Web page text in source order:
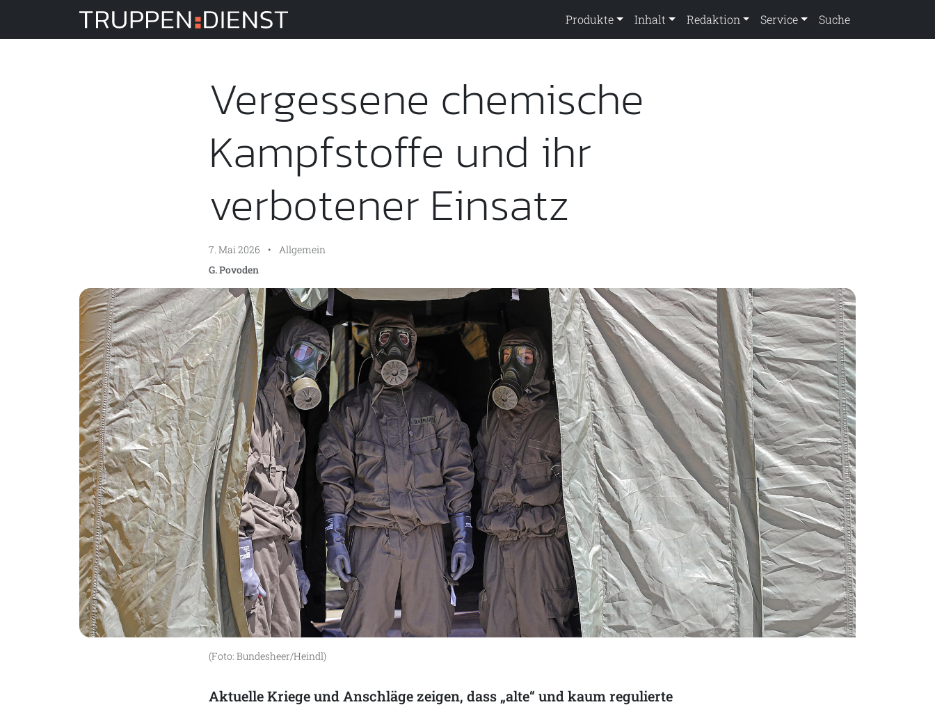
Truppendienst Produkte Inhalt Redaktion Service Suche
Vergessene chemische
Kampfstoffe und ihr
verbotener Einsatz
7. Mai 2026 •
Allgemein
G. Povoden
(Foto: Bundesheer/Heindl)
Aktuelle Kriege und Anschläge zeigen, dass „alte“ und kaum regulierte